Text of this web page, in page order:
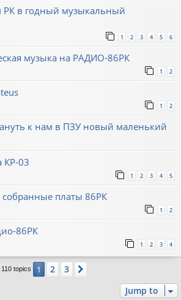
РК в годный музыкальный
1 2 3 4 5 6
музыка на РАДИО-86РК
1 2
1 2
к нам в ПЗУ новый маленький
КР-03
1 2 3 4 5
платы 86РК
1 2
86РК
1 2 3 4
110 topics 1 2 3
Jump to